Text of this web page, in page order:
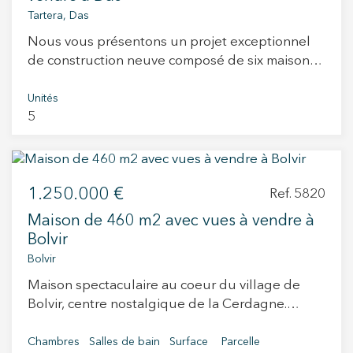
Tartera, Das
Nous vous présentons un projet exceptionnel
de construction neuve composé de six maisons
privilégié au cœur des Pyrénées catalanes.
Chaque propriété bénéficie de vues dégagées
Tossa d’Alp. Avec une surface construite
conçues pour offrir espace, fonctionnalité et
confort en parfaite harmonie avec la nature.
L’orientation optimale des habitations garantit
avec les saisons. L’aménagement intérieur se
distingue par un design contemporain raffiné,
soignée portée aux détails. Le projet intègre les
Unités
5
1.250.000 € Ref. 5820
Maison de 460 m2 avec vues à vendre à
Bolvir
Bolvir
Maison spectaculaire au coeur du village de
Bolvir, centre nostalgique de la Cerdagne.
sud qui la rend encore plus exceptionnelle par
Chambres Salles de bain Surface Parcelle